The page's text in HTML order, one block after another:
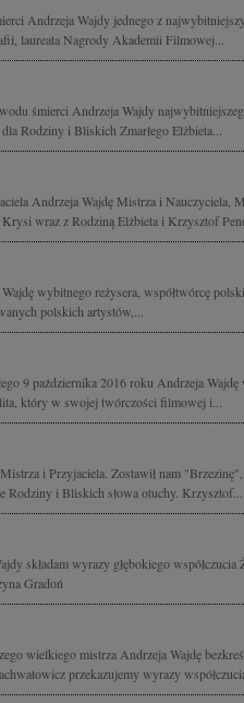
Andrzeja Wajdy jednego z
laureata Nagrody Akademii Filmowej...
śmierci Andrzeja Wajdy
Rodziny i Bliskich Zmarłego Elżbieta...
Andrzeja Wajdę Mistrza i Nauczyciela,
wraz z Rodziną Elżbieta i Krzysztof
wybitnego reżysera, współtwórcę
polskich artystów,...
9 października 2016 roku Andrzeja Wajdę
który w swojej twórczości filmowej i...
i Przyjaciela. Zostawił nam
i Bliskich słowa otuchy. Krzysztof...
składam wyrazy głębokiego
Gradoń
wielkiego mistrza Andrzeja Wajdę
przekazujemy wyrazy